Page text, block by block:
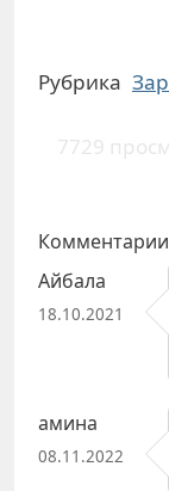
Рубрика
7729
Комментарии
Айбала
18.10.2021
амина
08.11.2022